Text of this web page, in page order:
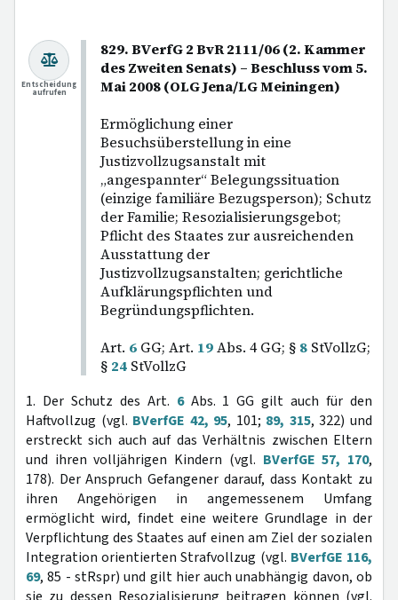
829. BVerfG 2 BvR 2111/06 (2. Kammer
des Zweiten Senats) – Beschluss vom 5.
Mai 2008 (OLG Jena/LG Meiningen)
Ermöglichung einer
Besuchsüberstellung in eine
Justizvollzugsanstalt mit
„angespannter“ Belegungssituation
(einzige familiäre Bezugsperson); Schutz
der Familie; Resozialisierungsgebot;
Pflicht des Staates zur ausreichenden
Ausstattung der
Justizvollzugsanstalten; gerichtliche
Aufklärungspflichten und
Begründungspflichten.
Art. 6 GG; Art. 19Abs. 4 GG; § 8 StVollzG;
§ 24 StVollzG
Entscheidung
aufrufen
1. Der Schutz des Art. 6Abs. 1 GG gilt auch für den
Haftvollzug (vgl. BVerfGE 42, 95, 101; 89, 315, 322) und
erstreckt sich auch auf das Verhältnis zwischen Eltern
und ihren volljährigen Kindern (vgl. BVerfGE 57, 170,
178). Der Anspruch Gefangener darauf, dass Kontakt zu
ihren Angehörigen in angemessenem Umfang
ermöglicht wird, findet eine weitere Grundlage in der
Verpflichtung des Staates auf einen am Ziel der sozialen
Integration orientierten Strafvollzug (vgl. BVerfGE 116,
69, 85 - stRspr) und gilt hier auch unabhängig davon, ob